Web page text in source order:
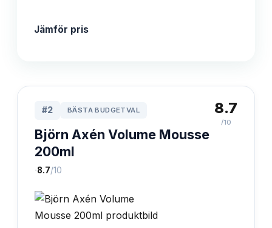
Jämför pris
#2 BÄSTA BUDGETVAL
Björn Axén Volume Mousse
200ml
·8.7/10
8.7
/10